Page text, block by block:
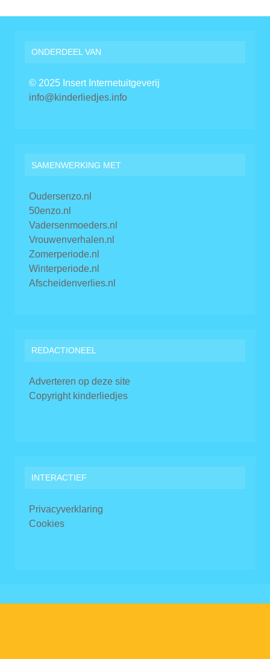
ONDERDEEL VAN
© 2025 Insert Internetuitgeverij
info@kinderliedjes.info
SAMENWERKING MET
Oudersenzo.nl
50enzo.nl
Vadersenmoeders.nl
Vrouwenverhalen.nl
Zomerperiode.nl
Winterperiode.nl
Afscheidenverlies.nl
REDACTIONEEL
Adverteren op deze site
Copyright kinderliedjes
INTERACTIEF
Privacyverklaring
Cookies